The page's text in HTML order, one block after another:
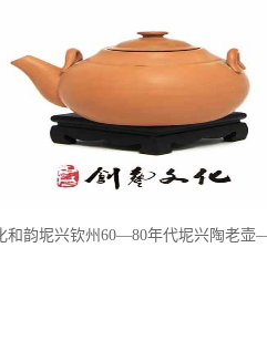
和韵坭兴钦州60—80年代坭兴陶老